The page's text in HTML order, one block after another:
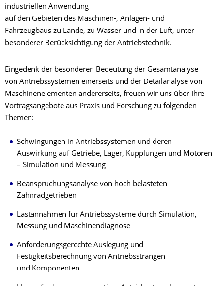
industriellen Anwendung
auf den Gebieten des Maschinen-, Anlagen- und
Fahrzeugbaus zu Lande, zu Wasser und in der Luft, unter
besonderer Berücksichtigung der Antriebstechnik.
Eingedenk der besonderen Bedeutung der Gesamtanalyse
von Antriebssystemen einerseits und der Detailanalyse von
Maschinenelementen andererseits, freuen wir uns über Ihre
Vortragsangebote aus Praxis und Forschung zu folgenden
Themen:
Schwingungen in Antriebssystemen und deren
Auswirkung auf Getriebe, Lager, Kupplungen und Motoren
– Simulation und Messung
Beanspruchungsanalyse von hoch belasteten
Zahnradgetrieben
Lastannahmen für Antriebssysteme durch Simulation,
Messung und Maschinendiagnose
Anforderungsgerechte Auslegung und
Festigkeitsberechnung von Antriebssträngen
und Komponenten